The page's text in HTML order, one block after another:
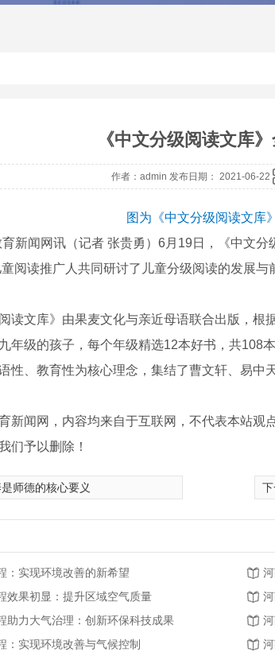
广场梅花形音乐喷泉3 广场
《中文分级阅读文库
作者：admin 发布日期： 2021-06-22
图为《中文分级阅读文库
新闻网讯（记者 张贵勇）6月19日，《中文
阅读推广人共同研讨了儿童分级阅读的发展
读文库》由果麦文化与亲近母语联合出版，根
年级的孩子，每个年级精选12本好书，共108
性、教育性为核心理念，集结了曹文轩、易中
新闻网，内容均来自于互联网，不代表本站观
们予以删除！
是师德的核心要义 下
：实现环境改善的新希望
效果初显：提升区域空气质量
助力大气治理：创新环保科技成果
：实现环境改善与气候控制